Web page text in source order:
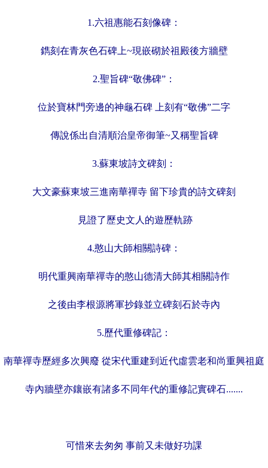
1.六祖惠能石刻像碑：
鐫刻在青灰色石碑上~現嵌砌於祖殿後方牆壁
2.聖旨碑“敬佛碑”：
位於寶林門旁邊的神龜石碑 上刻有“敬佛”二字
傳說係出自清順治皇帝御筆~又稱聖旨碑
3.蘇東坡詩文碑刻：
大文豪蘇東坡三進南華禪寺 留下珍貴的詩文碑刻
見證了歷史文人的遊歷軌跡
4.憨山大師相關詩碑：
明代重興南華禪寺的憨山德清大師其相關詩作
之後由李根源將軍抄錄並立碑刻石於寺內
5.歷代重修碑記：
南華禪寺歷經多次興廢 從宋代重建到近代虛雲老和尚重興祖庭
寺內牆壁亦鑲嵌有諸多不同年代的重修記實碑石.......
可惜來去匆匆 事前又未做好功課